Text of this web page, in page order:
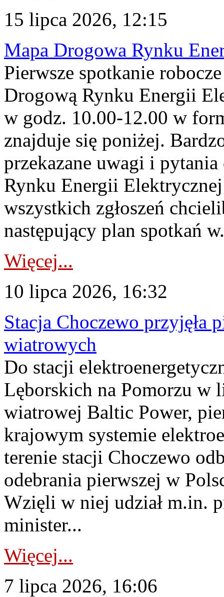
15 lipca 2026, 12:15
Mapa Drogowa Rynku
Pierwsze spotkanie
Drogową Rynku Energii
w godz. 10.00-12.00 w
znajduje się poniżej.
przekazane uwagi i
Rynku Energii
wszystkich zgłoszeń
następujący plan spotkań
Więcej...
10 lipca 2026, 16:32
Stacja Choczewo przyjęła
wiatrowych
Do stacji
Lęborskich na Pomorzu w
wiatrowej Baltic Power,
krajowym systemie
terenie stacji Choczewo
odebrania pierwszej w
Wzięli w niej udział m.in.
minister...
Więcej...
7 lipca 2026, 16:06